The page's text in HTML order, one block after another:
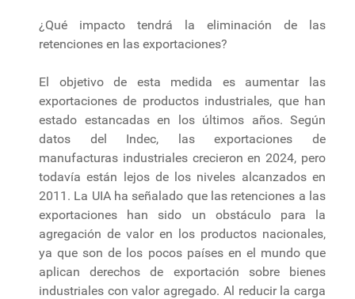
¿Qué impacto tendrá la eliminación de las
retenciones en las exportaciones?
El objetivo de esta medida es aumentar las
exportaciones de productos industriales, que han
estado estancadas en los últimos años. Según
datos del Indec, las exportaciones de
manufacturas industriales crecieron en 2024, pero
todavía están lejos de los niveles alcanzados en
2011. La UIA ha señalado que las retenciones a las
exportaciones han sido un obstáculo para la
agregación de valor en los productos nacionales,
ya que son de los pocos países en el mundo que
aplican derechos de exportación sobre bienes
industriales con valor agregado. Al reducir la carga